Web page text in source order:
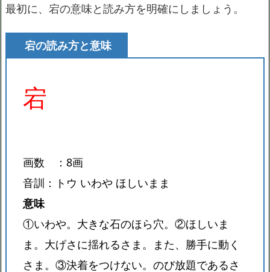
最初に、宕の意味と読み方を明確にしましょう。
宕の読み方と意味
宕
画数 ：8画
音訓：トウ いわや ほしいまま
意味
①いわや。大きな石のほら穴。②ほしいま
ま。大げさに揺れるさま。また、勝手に動く
さま。③決着をつけない。のび放題であるさ